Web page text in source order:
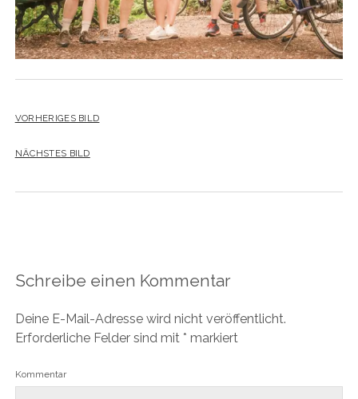
VORHERIGES BILD
NÄCHSTES BILD
Schreibe einen Kommentar
Deine E-Mail-Adresse wird nicht veröffentlicht.
Erforderliche Felder sind mit * markiert
Kommentar